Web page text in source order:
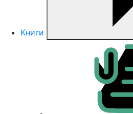
Книги